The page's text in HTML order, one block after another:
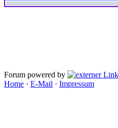
Forum powered by
Home · E-Mail · Impressum